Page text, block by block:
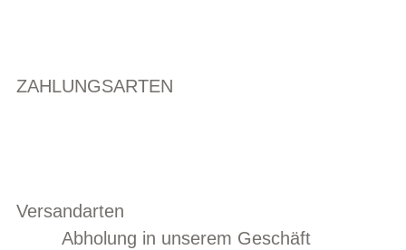
ZAHLUNGSARTEN
Versandarten
Abholung in unserem Geschäft